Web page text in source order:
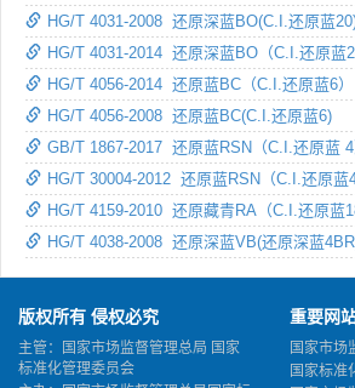
HG/T 4031-2008 还原深蓝BO(C.I.还原蓝
HG/T 4031-2014 还原深蓝BO（C.I.还原蓝
HG/T 4056-2014 还原蓝BC（C.I.还原蓝6）
HG/T 4056-2008 还原蓝BC(C.I.还原蓝6)
GB/T 1867-2017 还原蓝RSN（C.I.还原蓝 4
HG/T 30004-2012 还原蓝RSN（C.I.还原蓝
HG/T 4159-2010 还原藏青RA（C.I.还原蓝
HG/T 4038-2008 还原深蓝VB(还原深蓝
版权所有 侵权必究
主管：国家市场监督管理总局 国家
标准化管理委员会
重要网
国家市场
国家标准